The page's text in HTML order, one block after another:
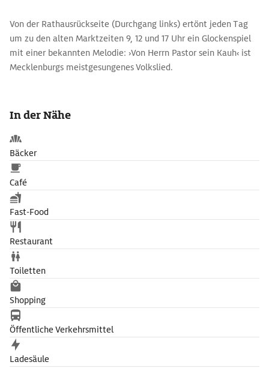
Von der Rathausrückseite (Durchgang links) ertönt jeden Tag
um zu den alten Marktzeiten 9, 12 und 17 Uhr ein Glockenspiel
mit einer bekannten Melodie: ›Von Herrn Pastor sein Kauh‹ ist
Mecklenburgs meistgesungenes Volkslied.
In der Nähe
Bäcker
Café
Fast-Food
Restaurant
Toiletten
Shopping
Öffentliche Verkehrsmittel
Ladesäule